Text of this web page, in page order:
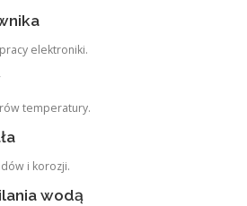
elektroniki.
temperatury.
i korozji.
wodą